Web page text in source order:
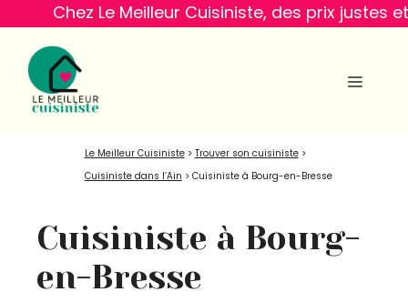
au
contenu
Le Meilleur Cuisiniste, des prix justes et
MENU
Le Meilleur Cuisiniste > Trouver son cuisiniste>
Cuisiniste dans l’Ain > Cuisiniste à Bourg-en-Bresse
Cuisiniste à Bourg-
en-Bresse